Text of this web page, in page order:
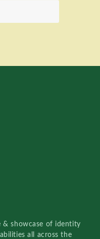
& showcase of identity
all across the